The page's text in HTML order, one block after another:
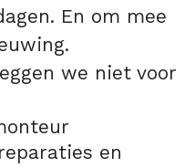
En om mee
we niet voor
en